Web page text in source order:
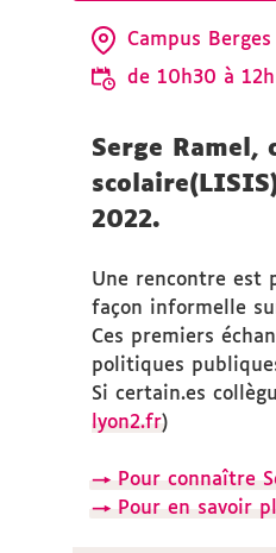
Campus
de 10h30 à 12h
Serge
2022.
Une rencontre est
façon informelle
Ces premiers
politiques
Si certain.es
lyon2.fr)
→ Pour connaître
→ Pour en savoir